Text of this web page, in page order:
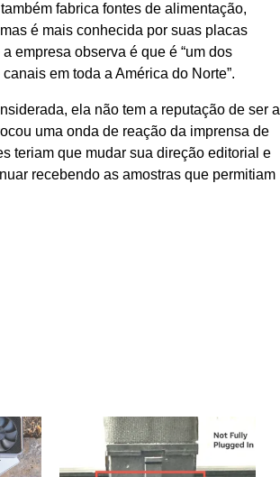
fabrica fontes de alimentação,
é mais conhecida por suas placas
empresa observa é que é “um dos
em toda a América do Norte”.
ela não tem a reputação de ser a
uma onda de reação da imprensa de
teriam que mudar sua direção editorial e
recebendo as amostras que permitiam